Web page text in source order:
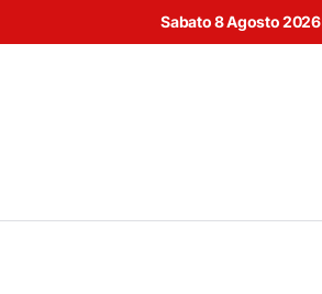
Sabato 8 Agosto 2026|